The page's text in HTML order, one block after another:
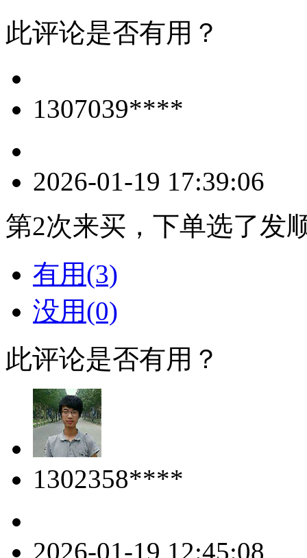
此评论是否有用？
1307039****
2026-01-19 17:39:06
第2次来买，下单选了发
有用(3)
没用(0)
此评论是否有用？
1302358****
2026-01-19 12:45:08